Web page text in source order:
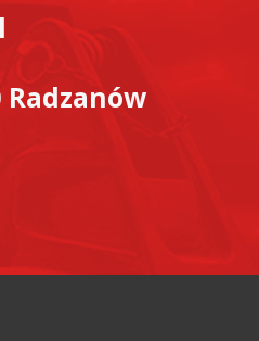
Radzanów